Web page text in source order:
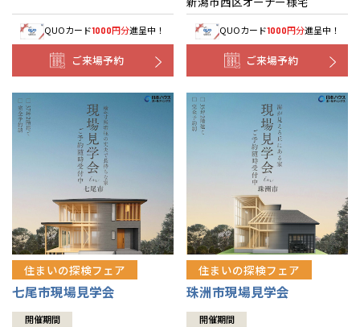
QUOカード1000円分進呈中！
ご来場予約
QUOカード1000円分進呈中！
ご来場予約
住まいの探検フェア
七尾市現場見学会
開催期間
住まいの探検フェア
珠洲市現場見学会
開催期間